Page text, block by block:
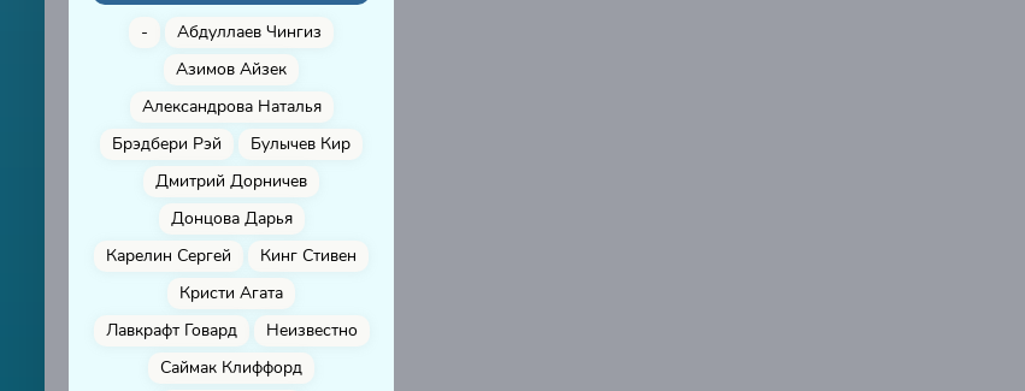
-
Абдуллаев Чингиз
Азимов Айзек
Александрова Наталья
Брэдбери Рэй
Булычев Кир
Дмитрий Дорничев
Донцова Дарья
Карелин Сергей
Кинг Стивен
Кристи Агата
Лавкрафт Говард
Неизвестно
Саймак Клиффорд